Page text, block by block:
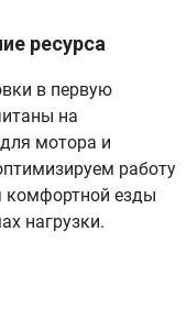
ресурса
в первую
на
мотора и
работу
комфортной езды
нагрузки.